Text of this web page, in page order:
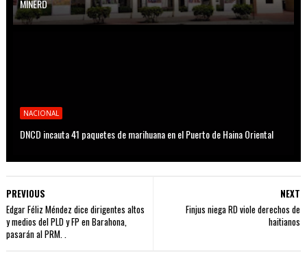
MINERD
NACIONAL
DNCD incauta 41 paquetes de marihuana en el Puerto de Haina Oriental
NEXT
Finjus niega RD viole derechos de
haitianos
PREVIOUS
Edgar Féliz Méndez dice dirigentes altos
y medios del PLD y FP en Barahona,
pasarán al PRM. .